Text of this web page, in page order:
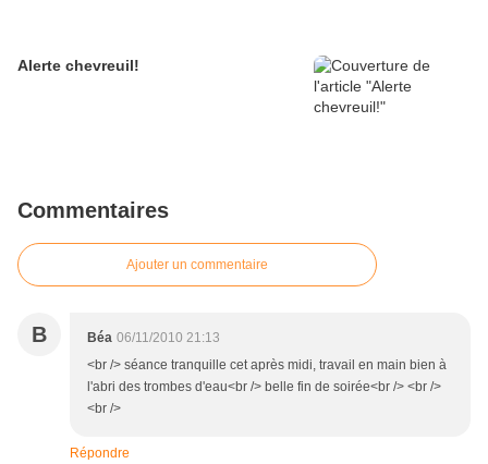
Alerte chevreuil!
Commentaires
Ajouter un commentaire
B Béa 06/11/2010 21:13
<br /> séance tranquille cet après midi, travail en main bien à
l'abri des trombes d'eau<br /> belle fin de soirée<br /> <br />
<br />
Répondre